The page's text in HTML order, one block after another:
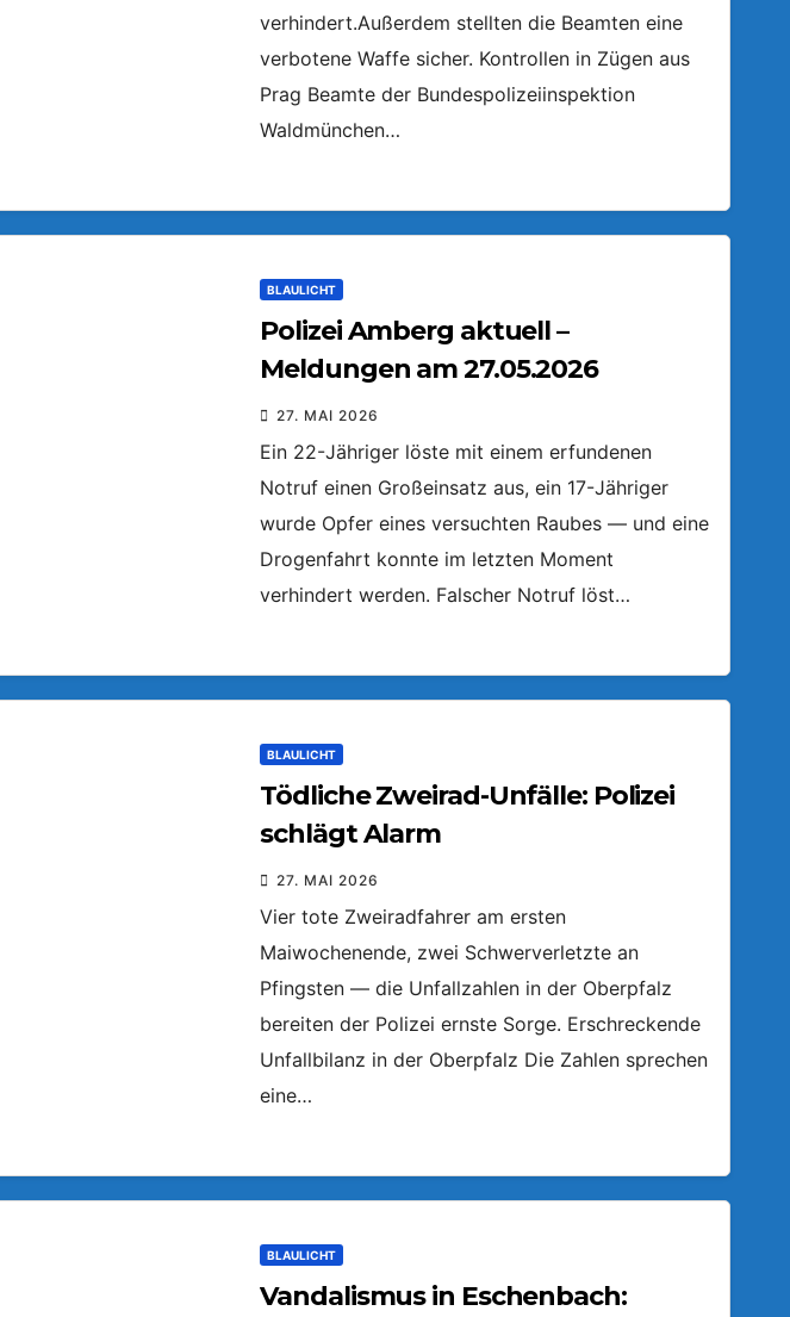
verhindert.Außerdem stellten die Beamten eine
verbotene Waffe sicher. Kontrollen in Zügen aus
Prag Beamte der Bundespolizeiinspektion
Waldmünchen…
BLAULICHT
Polizei Amberg aktuell –
Meldungen am 27.05.2026
27. MAI 2026
Ein 22-Jähriger löste mit einem erfundenen
Notruf einen Großeinsatz aus, ein 17-Jähriger
wurde Opfer eines versuchten Raubes — und eine
Drogenfahrt konnte im letzten Moment
verhindert werden. Falscher Notruf löst…
BLAULICHT
Tödliche Zweirad-Unfälle: Polizei
schlägt Alarm
27. MAI 2026
Vier tote Zweiradfahrer am ersten
Maiwochenende, zwei Schwerverletzte an
Pfingsten — die Unfallzahlen in der Oberpfalz
bereiten der Polizei ernste Sorge. Erschreckende
Unfallbilanz in der Oberpfalz Die Zahlen sprechen
eine…
BLAULICHT
Vandalismus in Eschenbach: